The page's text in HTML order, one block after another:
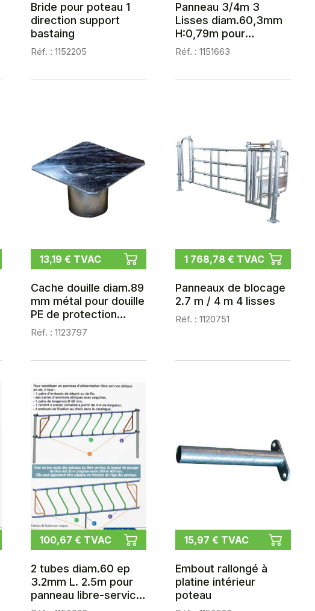
Bride pour poteau 1
direction support
bastaing
Réf. : 1152205
Panneau 3/4m 3
Lisses diam.60,3mm
H:0,79m pour
passage robot racleur
Réf. : 1151663
13,19 € TVAC
Cache douille diam.89
mm métal pour douille
PE de protection
ISOPROTECT
Réf. : 1123797
1 768,78 € TVAC
Panneaux de blocage
2.7 m / 4 m 4 lisses
Réf. : 1120751
100,67 € TVAC
2 tubes diam.60 ep
3.2mm L. 2.5m pour
panneau libre-service
obl. en kit
15,97 € TVAC
Embout rallongé à
platine intérieur
poteau